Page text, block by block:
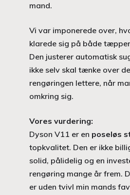
mand.
Vi var imponerede over,
klarede sig på både
Den justerer automatisk
ikke selv skal tænke over
rengøringen lettere, når
omkring sig.
Vores vurdering:
Dyson V11 er en poseløs
topkvalitet. Den er ikke
solid, pålidelig og en
rengøring mange år frem.
er uden tvivl min mands